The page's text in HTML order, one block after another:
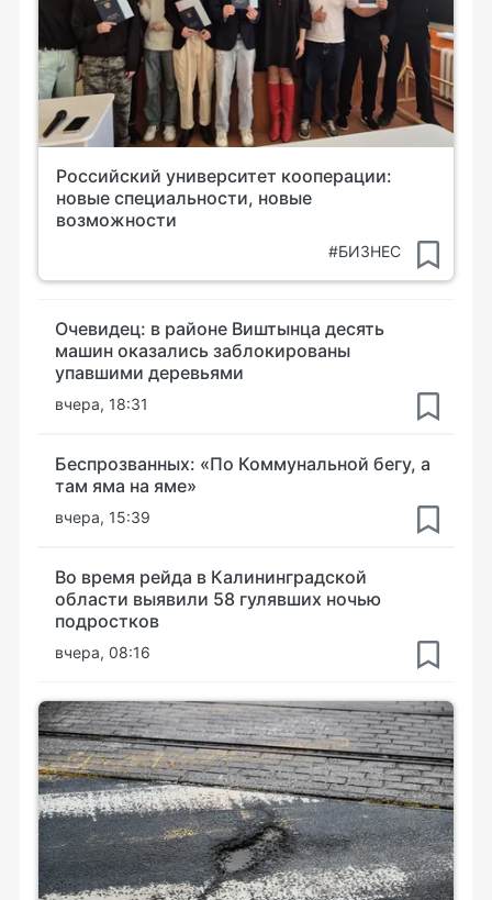
Российский университет кооперации:
новые специальности, новые
возможности
#БИЗНЕС
Очевидец: в районе Виштынца десять
машин оказались заблокированы
упавшими деревьями
вчера, 18:31
Беспрозванных: «По Коммунальной бегу, а
там яма на яме»
вчера, 15:39
Во время рейда в Калининградской
области выявили 58 гулявших ночью
подростков
вчера, 08:16